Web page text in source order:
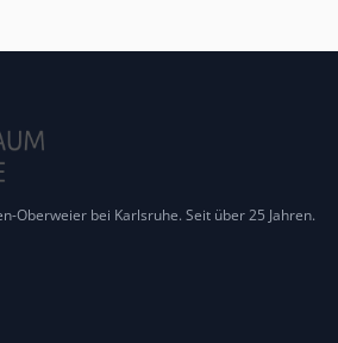
Oberweier bei Karlsruhe. Seit über 25 Jahren.